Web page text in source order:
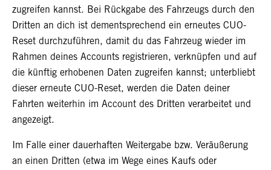
zugreifen kannst. Bei Rückgabe des Fahrzeugs durch den
Dritten an dich ist dementsprechend ein erneutes CUO-
Reset durchzuführen, damit du das Fahrzeug wieder im
Rahmen deines Accounts registrieren, verknüpfen und auf
die künftig erhobenen Daten zugreifen kannst; unterbliebt
dieser erneute CUO-Reset, werden die Daten deiner
Fahrten weiterhin im Account des Dritten verarbeitet und
angezeigt.
Im Falle einer dauerhaften Weitergabe bzw. Veräußerung
an einen Dritten (etwa im Wege eines Kaufs oder